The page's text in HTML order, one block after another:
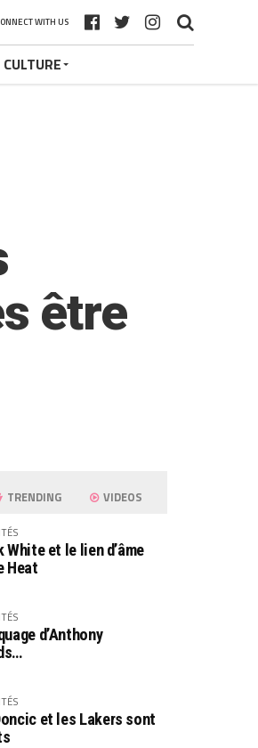
WITH US
CULTURE
être
TRENDING VIDEOS
White et le lien d’âme
Heat
d’Anthony
et les Lakers sont